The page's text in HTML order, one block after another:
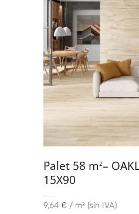
Palet 58 m2–
15X90
9,64 € / m² (sin IVA)